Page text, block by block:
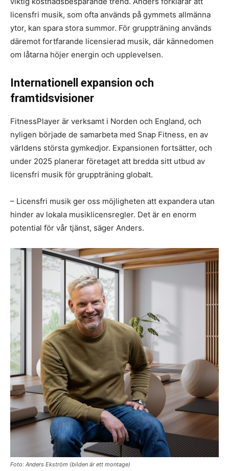
licensfri musik, som ofta används på gymmets allmänna
ytor, kan spara stora summor. För gruppträning används
däremot fortfarande licensierad musik, där kännedomen
om låtarna höjer energin och upplevelsen.
Internationell expansion och
framtidsvisioner
FitnessPlayer är verksamt i Norden och England, och
nyligen började de samarbeta med Snap Fitness, en av
världens största gymkedjor. Expansionen fortsätter, och
under 2025 planerar företaget att bredda sitt utbud av
licensfri musik för gruppträning globalt.
– Licensfri musik ger oss möjligheten att expandera utan
hinder av lokala musiklicensregler. Det är en enorm
potential för vår tjänst, säger Anders.
Foto: Anders Ekström (bilden är ett montage)